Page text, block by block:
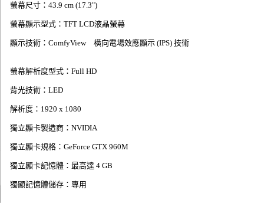
螢幕尺寸：43.9 cm (17.3")
螢幕顯示型式：TFT LCD液晶螢幕
顯示技術：ComfyView 橫向電場效應顯示 (IPS) 技術
螢幕解析度型式：Full HD
背光技術：LED
解析度：1920 x 1080
獨立顯卡製造商：NVIDIA
獨立顯卡規格：GeForce GTX 960M
獨立顯卡記憶體：最高達 4 GB
獨顯記憶體儲存：專用